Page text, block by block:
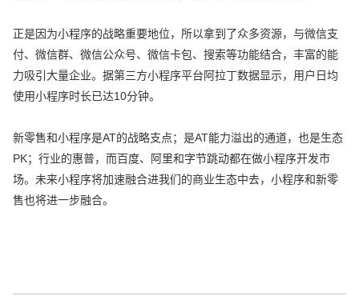
正是因为小程序的战略重要地位，所以拿到了众多资源，与微信支
付、微信群、微信公众号、微信卡包、搜索等功能结合，丰富的能
力吸引大量企业。据第三方小程序平台阿拉丁数据显示，用户日均
使用小程序时长已达10分钟。
新零售和小程序是AT的战略支点；是AT能力溢出的通道，也是生态
PK；行业的惠普，而百度、阿里和字节跳动都在做小程序开发市
场。未来小程序将加速融合进我们的商业生态中去，小程序和新零
售也将进一步融合。